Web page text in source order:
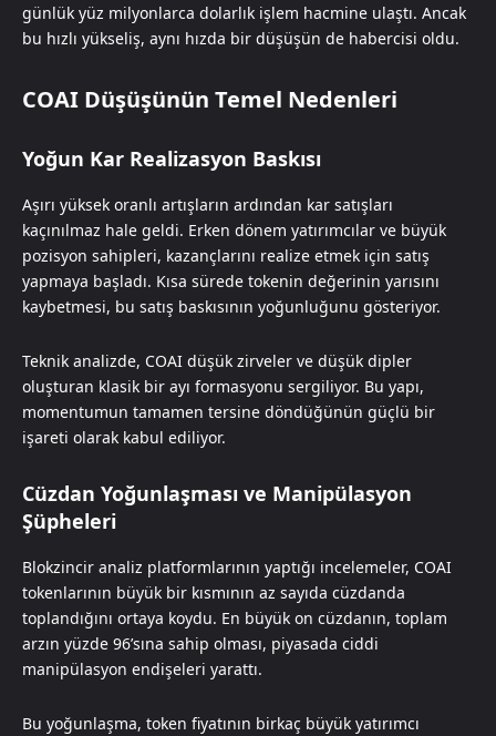
günlük yüz milyonlarca dolarlık işlem hacmine ulaştı. Ancak
bu hızlı yükseliş, aynı hızda bir düşüşün de habercisi oldu.
COAI Düşüşünün Temel Nedenleri
Yoğun Kar Realizasyon Baskısı
Aşırı yüksek oranlı artışların ardından kar satışları
kaçınılmaz hale geldi. Erken dönem yatırımcılar ve büyük
pozisyon sahipleri, kazançlarını realize etmek için satış
yapmaya başladı. Kısa sürede tokenin değerinin yarısını
kaybetmesi, bu satış baskısının yoğunluğunu gösteriyor.
Teknik analizde, COAI düşük zirveler ve düşük dipler
oluşturan klasik bir ayı formasyonu sergiliyor. Bu yapı,
momentumun tamamen tersine döndüğünün güçlü bir
işareti olarak kabul ediliyor.
Cüzdan Yoğunlaşması ve Manipülasyon
Şüpheleri
Blokzincir analiz platformlarının yaptığı incelemeler, COAI
tokenlarının büyük bir kısmının az sayıda cüzdanda
toplandığını ortaya koydu. En büyük on cüzdanın, toplam
arzın yüzde 96’sına sahip olması, piyasada ciddi
manipülasyon endişeleri yarattı.
Bu yoğunlaşma, token fiyatının birkaç büyük yatırımcı